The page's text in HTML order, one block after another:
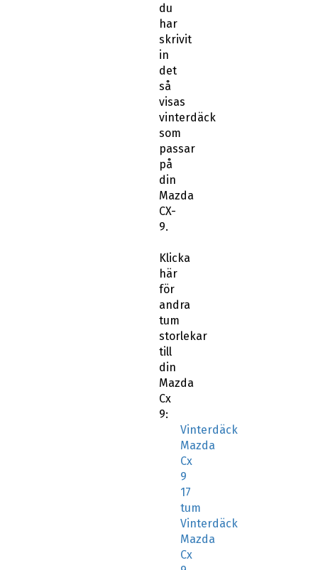
du
har
skrivit
in
det
så
visas
vinterdäck
som
passar
på
din
Mazda
CX-
9.
Klicka
här
för
andra
tum
storlekar
till
din
Mazda
Cx
9:
Vinterdäck
Mazda
Cx
9
17
tum
Vinterdäck
Mazda
Cx